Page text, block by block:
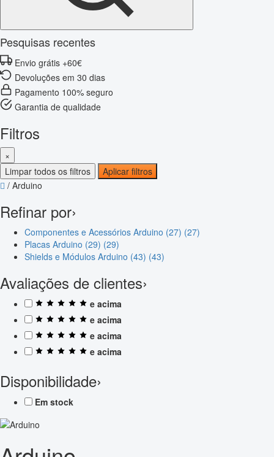
Pesquisas recentes
Envio grátis +60€
Devoluções em 30 dias
Pagamento 100% seguro
Garantia de qualidade
Filtros
×
Limpar todos os filtros
Aplicar filtros
/ Arduino
Refinar por›
Componentes e Acessórios Arduino (27) (27)
Placas Arduino (29) (29)
Shields e Módulos Arduino (43) (43)
Avaliações de clientes›
e acima
e acima
e acima
e acima
Disponibilidade›
Em stock